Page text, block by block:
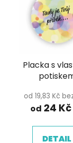
Placka s
od 19,83 Kč
od 24 Kč
DETAIL